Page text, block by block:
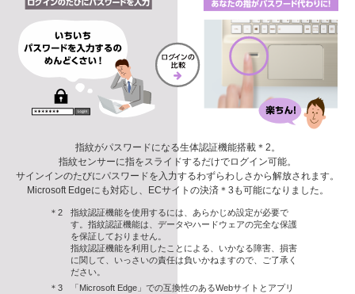
指紋がパスワードになる生体認証機能搭載＊2。
指紋センサーに指をスライドするだけでログイン可能。
サインインのたびにパスワードを入力するわずらわしさから解放されます。
Microsoft Edgeにも対応し、ECサイトの決済＊3 も可能になりました。
指紋認証機能を使用するには、あらかじめ設定が必要で
す。指紋認証機能は、データやハードウェアの完全な保護
を保証しておりません。
指紋認証機能を利用したことによる、いかなる障害、損害
に関して、いっさいの責任は負いかねますので、ご了承く
ださい。
「Microsoft Edge」での互換性のあるWebサイトとアプリ